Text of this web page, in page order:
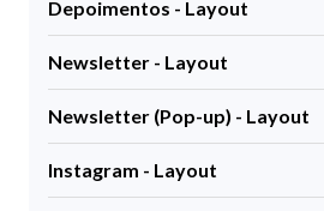
Depoimentos - Layout
Newsletter - Layout
Newsletter (Pop-up) - Layout
Instagram - Layout